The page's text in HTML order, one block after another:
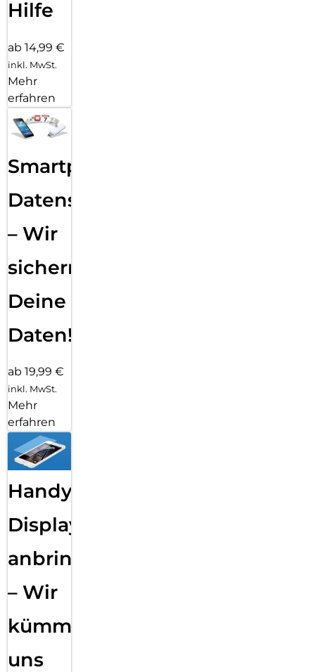
Hilfe
ab 14,99 €
inkl. MwSt.
Mehr
erfahren
Smartphone
Datensicherung
– Wir
sichern
Deine
Daten!
ab 19,99 €
inkl. MwSt.
Mehr
erfahren
Handy
Displayfolie
anbringen
– Wir
kümmern
uns